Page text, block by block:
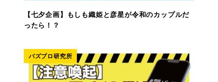
【七夕企画】もしも織姫と彦星が令和のカップルだ
ったら！？
バズプロ研究所